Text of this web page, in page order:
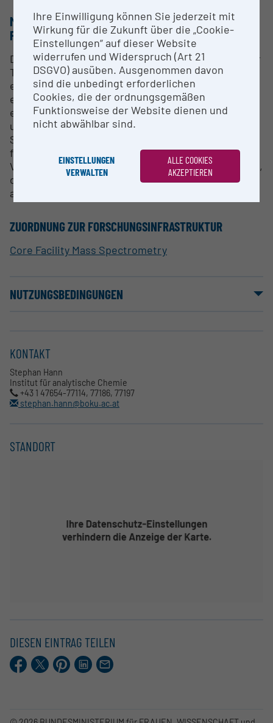
METHODEN & EXPERTISE ZUR
FORSCHUNGSINFRASTRUKTUR
Die Flüssigchromatographie in Kombination mit der
Tandem-Massenspektrometrie bietet eine
empfindliche, schnelle und robuste Quantifizierung
einer Vielzahl von Molekültypen. Das System
ermöglicht auch die Bestimmung von Isotopologen
und Isotopomerverhältnissen in der
Stoffwechselflussanalyse. Dieses System ist ideal
für die Quantifizierung von Verbindungen unter
Verwendung einer Mehrfachreaktionsüberwachung,
die Konzentrationen über sechs Größenordnungen
abdeckt.
ZUORDNUNG ZUR FORSCHUNGSINFRASTRUKTUR
Core Facility Mass Spectrometry
NUTZUNGSBEDINGUNGEN
KONTAKT
Stephan Hann
Institut für analytische Chemie
+43 1 47654-77114, 77186, 77197
stephan.hann@boku.ac.at
STANDORT
DIESEN EINTRAG TEILEN
Facebook
X.comPinterestLinkedIn
E-
Mail
Ihre Einwilligung können Sie jederzeit mit
Wirkung für die Zukunft über die „Cookie-
Einstellungen“ auf dieser Website
widerrufen und Widerspruch (Art 21
DSGVO) ausüben. Ausgenommen davon
sind die unbedingt erforderlichen
Cookies, die der ordnungsgemäßen
Funktionsweise der Website dienen und
nicht abwählbar sind.
EINSTELLUNGEN
VERWALTEN
ALLE COOKIES
AKZEPTIEREN